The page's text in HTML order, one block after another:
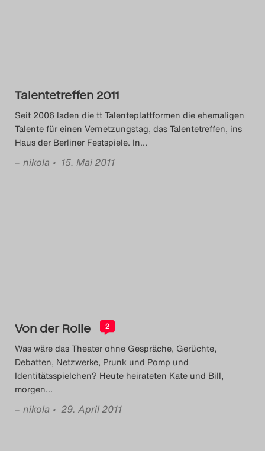
2015
Das Theatertreffen-Blog
2016
Das Theatertreffen-Blog
2019
Das Theatertreffen-Blog
2020
Talentetreffen 2011
Seit 2006 laden die tt Talenteplattformen die ehemaligen
Talente für einen Vernetzungstag, das Talentetreffen, ins
Haus der Berliner Festspiele. In…
– nikola • 15. Mai 2011
Von der Rolle 2
Was wäre das Theater ohne Gespräche, Gerüchte,
Debatten, Netzwerke, Prunk und Pomp und
Identitätsspielchen? Heute heirateten Kate und Bill,
morgen…
– nikola • 29. April 2011